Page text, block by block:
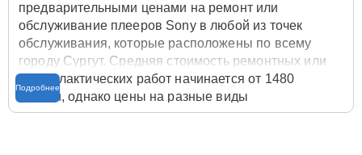
предварительными ценами на ремонт или
обслуживание плееров Sony в любой из точек
обслуживания, которые расположены по всему
городу Сургут. Средняя стоимость ремонтных или
профилактических работ начинается от 1480
рублей, однако цены на разные виды
комплектующих могут различаться. Полную
Подробнее